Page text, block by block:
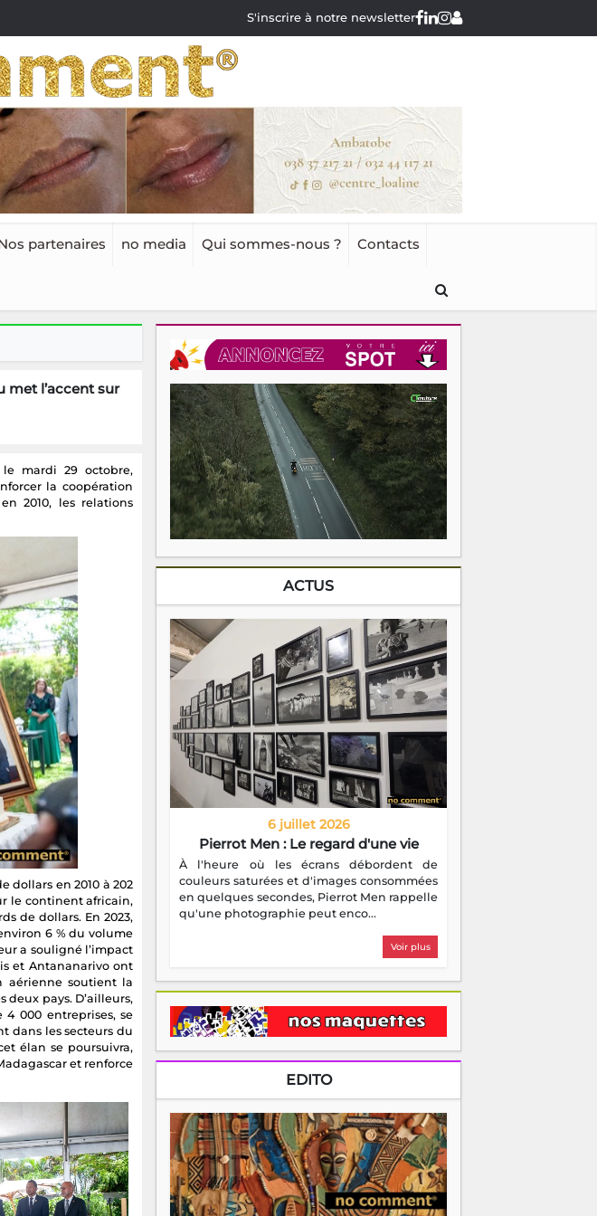
S'inscrire à notre newsletter
partenaires no media Qui sommes-nous ? Contacts
met l’accent sur
le mardi 29 octobre,
la coopération
2010, les relations
dollars en 2010 à 202
le continent africain,
de dollars. En 2023,
6 % du volume
a souligné l’impact
et Antananarivo ont
aérienne soutient la
pays. D’ailleurs,
000 entreprises, se
dans les secteurs du
élan se poursuivra,
et renforce
ACTUS
6 juillet 2026
Pierrot Men : Le regard d'une vie
À l'heure où les écrans débordent de
couleurs saturées et d'images consommées
en quelques secondes, Pierrot Men rappelle
qu'une photographie peut enco...
Voir plus
EDITO